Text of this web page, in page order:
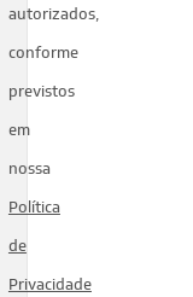
autorizados,
conforme
previstos
em
nossa
Política
de
Privacidade